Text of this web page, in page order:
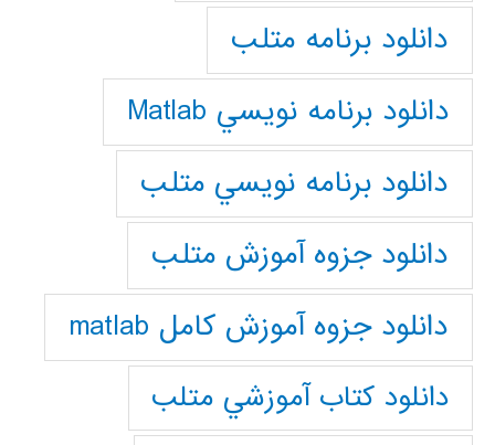
دانلود برنامه متلب
دانلود برنامه نويسي Matlab
دانلود برنامه نويسي متلب
دانلود جزوه آموزش متلب
دانلود جزوه آموزش کامل matlab
دانلود كتاب آموزشي متلب